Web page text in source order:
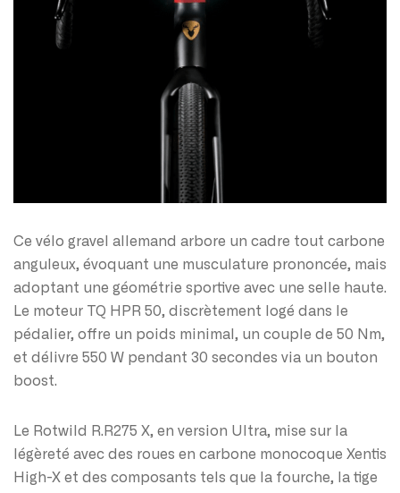
Ce vélo gravel allemand arbore un cadre tout carbone
anguleux, évoquant une musculature prononcée, mais
adoptant une géométrie sportive avec une selle haute.
Le moteur TQ HPR 50, discrètement logé dans le
pédalier, offre un poids minimal, un couple de 50 Nm,
et délivre 550 W pendant 30 secondes via un bouton
boost.
Le Rotwild R.R275 X, en version Ultra, mise sur la
légèreté avec des roues en carbone monocoque Xentis
High-X et des composants tels que la fourche, la tige